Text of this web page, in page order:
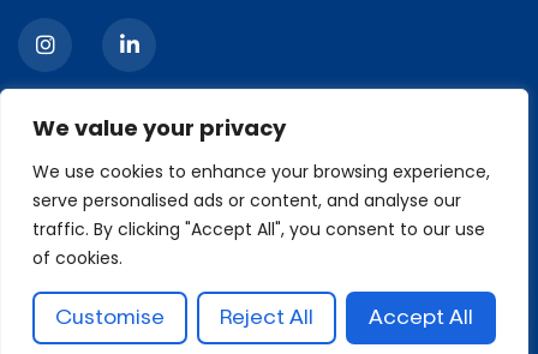
We value your privacy
We use cookies to enhance your browsing experience,
serve personalised ads or content, and analyse our
traffic. By clicking "Accept All", you consent to our use
of cookies.
Customise Reject All Accept All
CONTACT
2120, Ibirapuera Avenue, 3rd floor, Moema, São Paulo/SP
Zip code: 04028-001
Phone: +55 11 93426-6629